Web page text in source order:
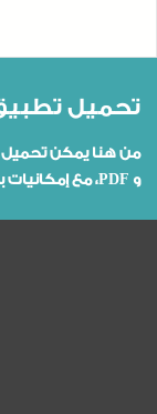
تحميل
و PDF، مع إمكانيات برمجية متطورة.